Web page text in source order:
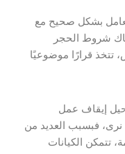
بشكل صحيح مع
شروط الحجر
قرارًا موضوعيًا
إيقاف عمل
فبسبب العديد من
تتمكن الكيانات